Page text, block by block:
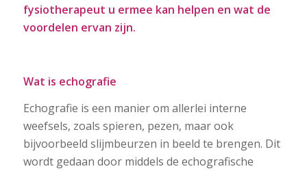
fysiotherapeut u ermee kan helpen en wat de
voordelen ervan zijn.
Wat is echografie
Echografie is een manier om allerlei interne
weefsels, zoals spieren, pezen, maar ook
bijvoorbeeld slijmbeurzen in beeld te brengen. Dit
wordt gedaan door middels de echografische